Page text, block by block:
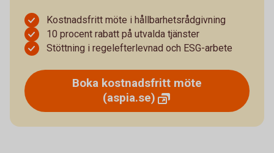
Kostnadsfritt möte i hållbarhetsrådgivning
10 procent rabatt på utvalda tjänster
Stöttning i regelefterlevnad och ESG-arbete
Boka kostnadsfritt möte
(aspia.se)